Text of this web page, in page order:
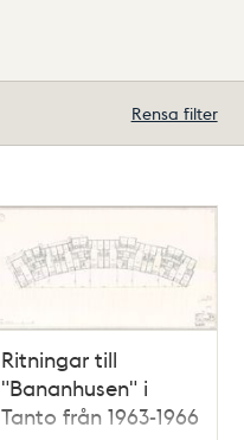
Rensa filter
Ritningar till
"Bananhusen" i
Tanto från 1963-1966